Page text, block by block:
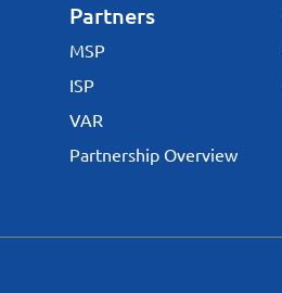
Partners
MSP
ISP
VAR
Partnership Overview